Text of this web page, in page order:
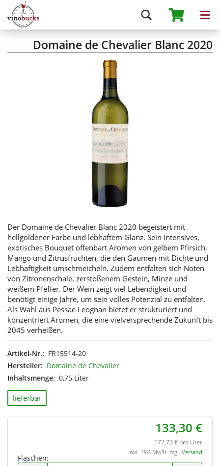
Domaine de Chevalier Blanc 2020
Der Domaine de Chevalier Blanc 2020 begeistert mit
hellgoldener Farbe und lebhaftem Glanz. Sein intensives,
exotisches Bouquet offenbart Aromen von gelbem Pfirsich,
Mango und Zitrusfrüchten, die den Gaumen mit Dichte und
Lebhaftigkeit umschmeicheln. Zudem entfalten sich Noten
von Zitronenschale, zerstoßenem Gestein, Minze und
weißem Pfeffer. Der Wein zeigt viel Lebendigkeit und
benötigt einige Jahre, um sein volles Potenzial zu entfalten.
Als Wahl aus Pessac-Leognan bietet er strukturiert und
konzentriert Aromen, die eine vielversprechende Zukunft bis
2045 verheißen.
Artikel-Nr.: FR15514-20
Hersteller: Domaine de Chevalier
Inhaltsmenge: 0,75 Liter
lieferbar
133,30 €
177,73 € pro Liter
inkl. 19% MwSt. zzgl. Versand
Flaschen: